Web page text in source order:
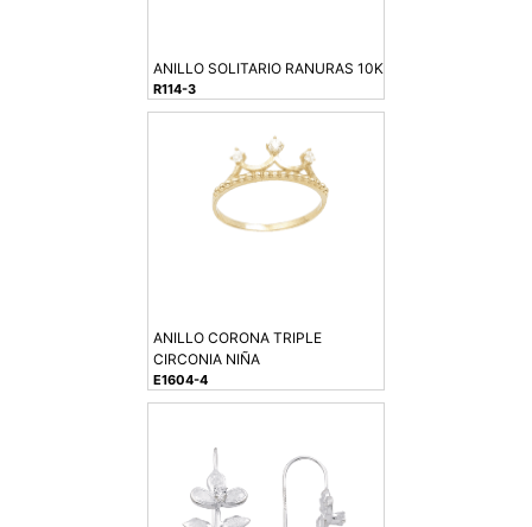
ANILLO SOLITARIO RANURAS 10K
R114-3
ANILLO CORONA TRIPLE
CIRCONIA NIÑA
E1604-4